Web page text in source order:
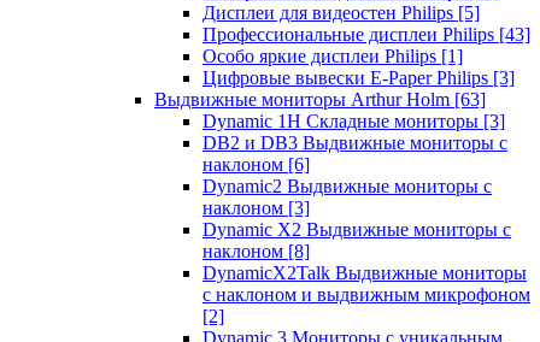
Дисплеи для видеостен Philips [5]
Профессиональные дисплеи Philips [43]
Особо яркие дисплеи Philips [1]
Цифровые вывески E-Paper Philips [3]
Выдвижные мониторы Arthur Holm [63]
Dynamic 1Н Складные мониторы [3]
DB2 и DB3 Выдвижные мониторы с
наклоном [6]
Dynamic2 Выдвижные мониторы с
наклоном [3]
Dynamic X2 Выдвижные мониторы с
наклоном [8]
DynamicX2Talk Выдвижные мониторы
с наклоном и выдвижным микрофоном
[2]
Dynamic 3 Мониторы с уникальным